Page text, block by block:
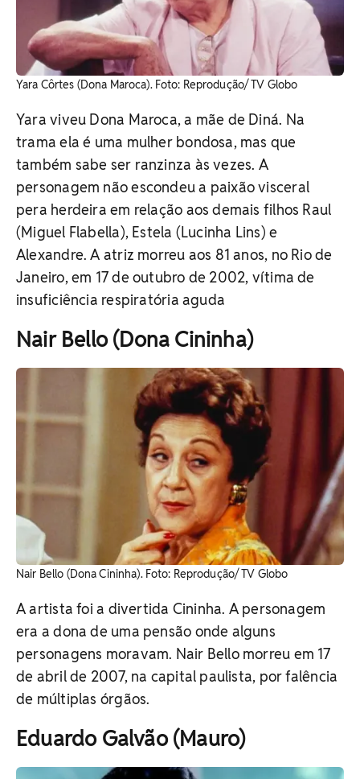
Yara Côrtes (Dona Maroca). Foto: Reprodução/ TV Globo
Yara viveu Dona Maroca, a mãe de Diná. Na
trama ela é uma mulher bondosa, mas que
também sabe ser ranzinza às vezes. A
personagem não escondeu a paixão visceral
pera herdeira em relação aos demais filhos Raul
(Miguel Flabella), Estela (Lucinha Lins) e
Alexandre. A atriz morreu aos 81 anos, no Rio de
Janeiro, em 17 de outubro de 2002, vítima de
insuficiência respiratória aguda
Nair Bello (Dona Cininha)
Nair Bello (Dona Cininha). Foto: Reprodução/ TV Globo
A artista foi a divertida Cininha. A personagem
era a dona de uma pensão onde alguns
personagens moravam. Nair Bello morreu em 17
de abril de 2007, na capital paulista, por falência
de múltiplas órgãos.
Eduardo Galvão (Mauro)